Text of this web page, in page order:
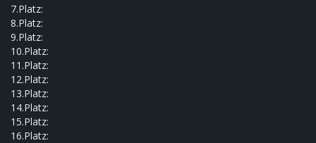
7.Platz:
8.Platz:
9.Platz:
10.Platz:
11.Platz:
12.Platz:
13.Platz:
14.Platz:
15.Platz:
16.Platz: